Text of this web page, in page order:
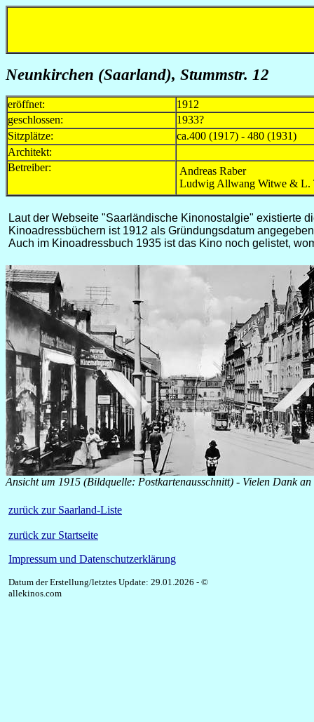
Neunkirchen (Saarland), Stummstr. 12
eröffnet:
1912
geschlossen:
1933?
Sitzplätze:
ca.400 (1917) - 480 (1931)
Architekt:
Betreiber:
Andreas Raber
Ludwig Allwang Witwe & L.
Laut der Webseite "Saarländische Kinonostalgie" existierte
Kinoadressbüchern ist 1912 als Gründungsdatum
Auch im Kinoadressbuch 1935 ist das Kino noch gelistet,
Ansicht um 1915 (Bildquelle: Postkartenausschnitt) - Vielen Dank
zurück zur Saarland-Liste
zurück zur Startseite
Impressum und Datenschutzerklärung
Datum der Erstellung/letztes Update: 29.01.2026 - ©
allekinos.com